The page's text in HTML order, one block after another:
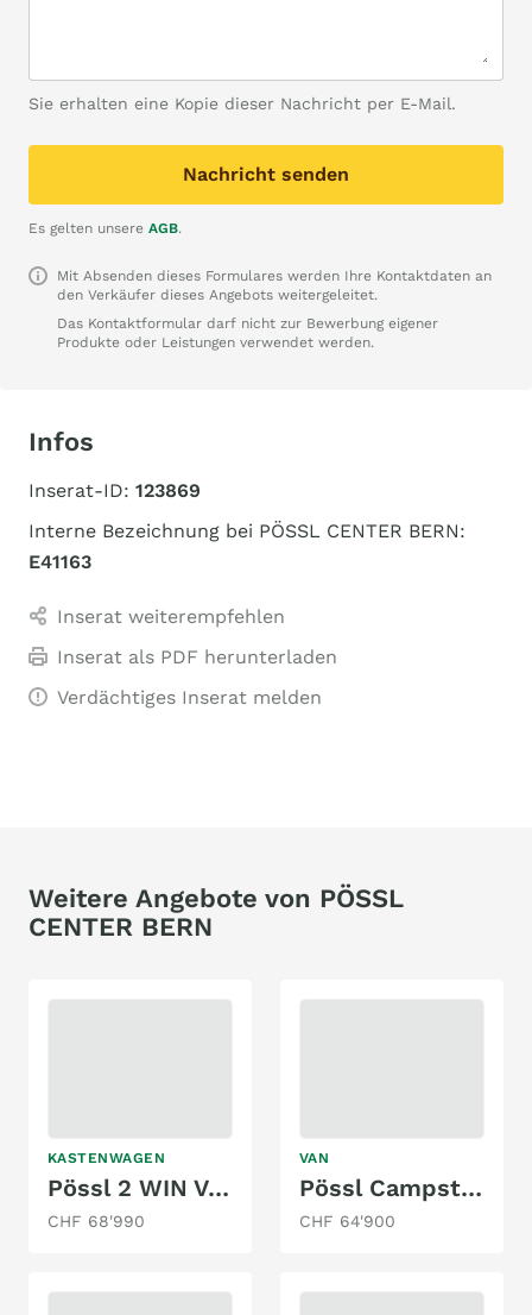
Sie erhalten eine Kopie dieser Nachricht per E-Mail.
Nachricht senden
Es gelten unsere AGB.
Mit Absenden dieses Formulares werden Ihre Kontaktdaten an
den Verkäufer dieses Angebots weitergeleitet.
Das Kontaktformular darf nicht zur Bewerbung eigener
Produkte oder Leistungen verwendet werden.
Infos
Inserat-ID: 123869
Interne Bezeichnung bei PÖSSL CENTER BERN:
E41163
Inserat weiterempfehlen
Inserat als PDF herunterladen
Verdächtiges Inserat melden
Weitere Angebote von PÖSSL
CENTER BERN
KASTENWAGEN
Pössl 2 WIN Vario
CHF 68'990
VAN
Pössl Campster 180 PS EAT8
CHF 64'900